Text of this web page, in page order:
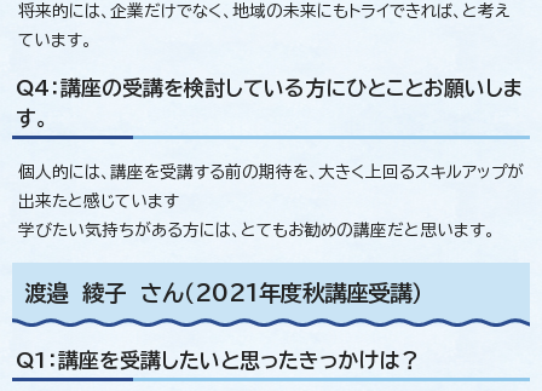
将来的には、企業だけでなく、地域の未来にもトライできれば、と考え
ています。
Q4：講座の受講を検討している方にひとことお願いしま
す。
個人的には、講座を受講する前の期待を、大きく上回るスキルアップが
出来たと感じています
学びたい気持ちがある方には、とてもお勧めの講座だと思います。
渡邉 綾子 さん（2021年度秋講座受講）
Q1：講座を受講したいと思ったきっかけは？